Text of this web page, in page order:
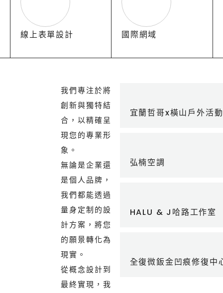
線上表單設計 國際網域
我們專注於將
創新與獨特結
合，以精確呈
現您的專業形
象。
無論是企業還
是個人品牌，
我們都能透過
量身定制的設
計方案，將您
的願景轉化為
現實。
從概念設計到
最終實現，我
宜蘭哲哥x橫山戶外活
弘楠空調
HALU & J哈路工作室
全復微鈑金凹痕修復中